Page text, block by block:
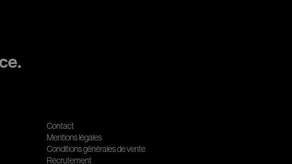
Contact
Mentions légales
Conditions générales de vente
Recrutement